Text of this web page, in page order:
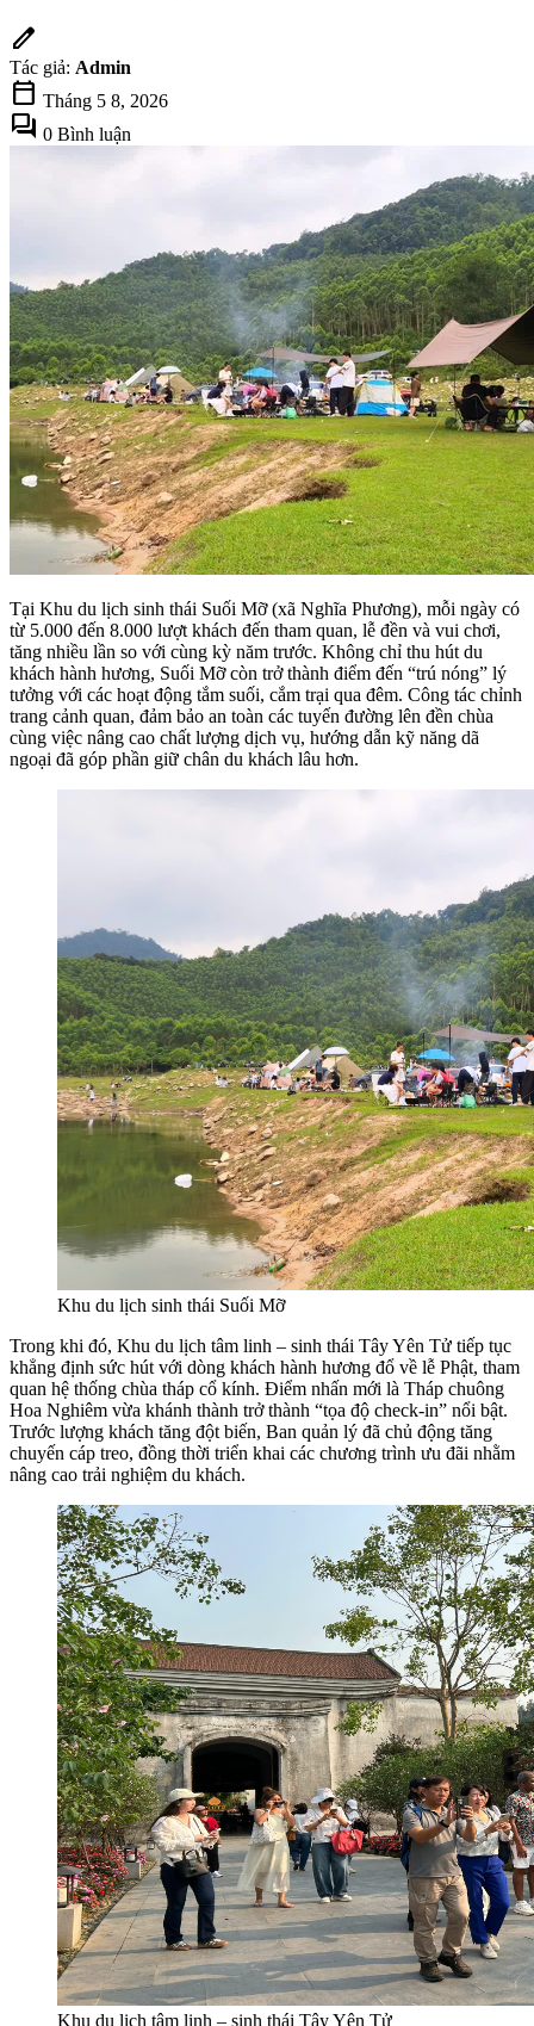
edit
Tác giả: Admin
calendar_today Tháng 5 8, 2026
forum 0 Bình luận
Tại Khu du lịch sinh thái Suối Mỡ (xã Nghĩa Phương), mỗi ngày có
từ 5.000 đến 8.000 lượt khách đến tham quan, lễ đền và vui chơi,
tăng nhiều lần so với cùng kỳ năm trước. Không chỉ thu hút du
khách hành hương, Suối Mỡ còn trở thành điểm đến “trú nóng” lý
tưởng với các hoạt động tắm suối, cắm trại qua đêm. Công tác chỉnh
trang cảnh quan, đảm bảo an toàn các tuyến đường lên đền chùa
cùng việc nâng cao chất lượng dịch vụ, hướng dẫn kỹ năng dã
ngoại đã góp phần giữ chân du khách lâu hơn.
Khu du lịch sinh thái Suối Mỡ
Trong khi đó, Khu du lịch tâm linh – sinh thái Tây Yên Tử tiếp tục
khẳng định sức hút với dòng khách hành hương đổ về lễ Phật, tham
quan hệ thống chùa tháp cổ kính. Điểm nhấn mới là Tháp chuông
Hoa Nghiêm vừa khánh thành trở thành “tọa độ check-in” nổi bật.
Trước lượng khách tăng đột biến, Ban quản lý đã chủ động tăng
chuyến cáp treo, đồng thời triển khai các chương trình ưu đãi nhằm
nâng cao trải nghiệm du khách.
Khu du lịch tâm linh – sinh thái Tây Yên Tử